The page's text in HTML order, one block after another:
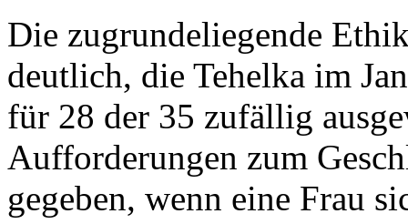
Die zugrundeliegende
deutlich, die Tehelka im
für 28 der 35 zufällig
Aufforderungen zum
gegeben, wenn eine Frau